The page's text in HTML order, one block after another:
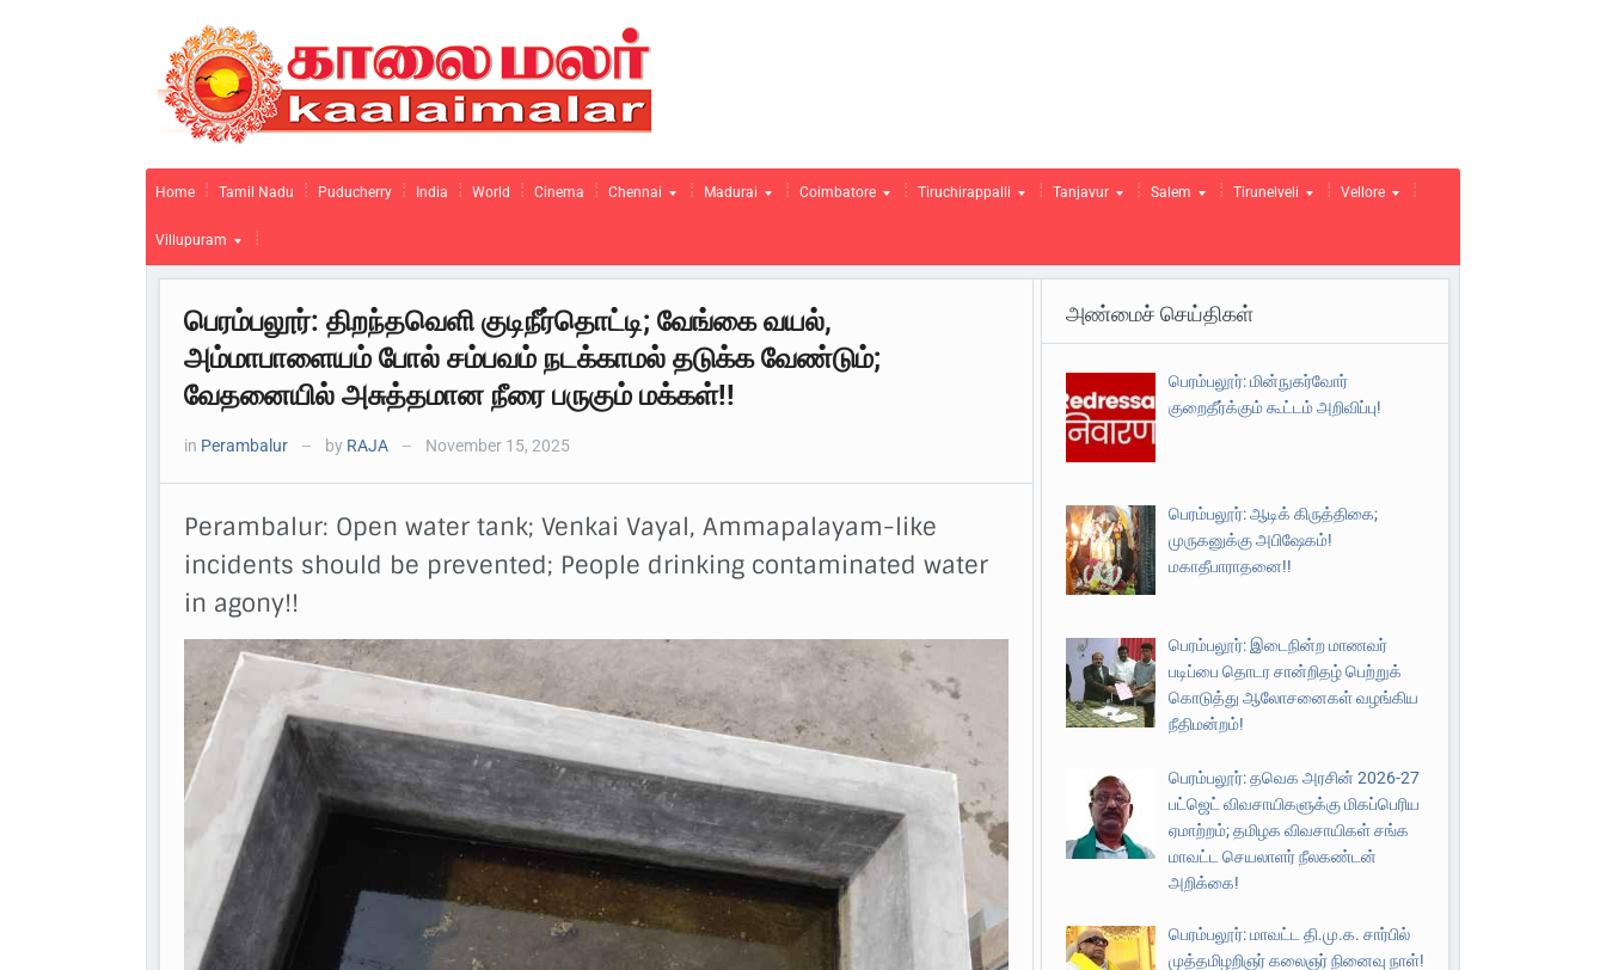
Home Tamil Nadu Puducherry India World Cinema Chennai Madurai Coimbatore Tiruchirappalli Tanjavur Salem Tirunelveli Vellore
Villupuram
பெரம்பலூர்: திறந்தவெளி குடிநீர்தொட்டி; வேங்கை வயல்,
அம்மாபாளையம் போல் சம்பவம் நடக்காமல் தடுக்க வேண்டும்;
வேதனையில் அசுத்தமான நீரை பருகும் மக்கள்!!
in Perambalur — by RAJA — November 15, 2025
Perambalur: Open water tank; Venkai Vayal, Ammapalayam-like
incidents should be prevented; People drinking contaminated water
in agony!!
அண்மைச் செய்திகள்
பெரம்பலூர்: மின்நுகர்வோர்
குறைதீர்க்கும் கூட்டம் அறிவிப்பு!
பெரம்பலூர்: ஆடிக் கிருத்திகை;
முருகனுக்கு அபிஷேகம்!
மகாதீபாராதனை!!
பெரம்பலூர்: இடைநின்ற மாணவர்
படிப்பை தொடர சான்றிதழ் பெற்றுக்
கொடுத்து ஆலோசனைகள் வழங்கிய
நீதிமன்றம்!
பெரம்பலூர்: தவெக அரசின் 2026-27
பட்ஜெட் விவசாயிகளுக்கு மிகப்பெரிய
ஏமாற்றம்; தமிழக விவசாயிகள் சங்க
மாவட்ட செயலாளர் நீலகண்டன்
அறிக்கை!
பெரம்பலூர்: மாவட்ட தி.மு.க. சார்பில்
முத்தமிழறிஞர் கலைஞர் நினைவு நாள்!